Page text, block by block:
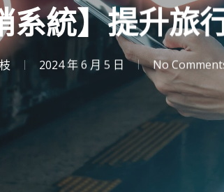
系統】提升旅
2024 年 6 月 5 日 No